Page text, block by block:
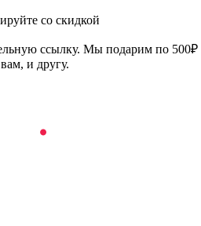
со скидкой
ссылку. Мы подарим по 500₽
и другу.